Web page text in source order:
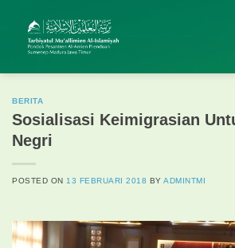
content
BERITA
Sosialisasi Keimigrasian
Negri
POSTED ON 13 FEBRUARI 2018 BYADMINTMI